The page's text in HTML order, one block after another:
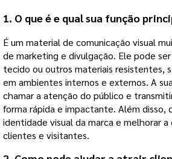
1. O que é e qual sua função
É um material de comunicação visual
de marketing e divulgação. Ele pode
tecido ou outros materiais resistentes,
em ambientes internos e externos. A
chamar a atenção do público e
forma rápida e impactante. Além disso,
identidade visual da marca e melhorar a
clientes e visitantes.